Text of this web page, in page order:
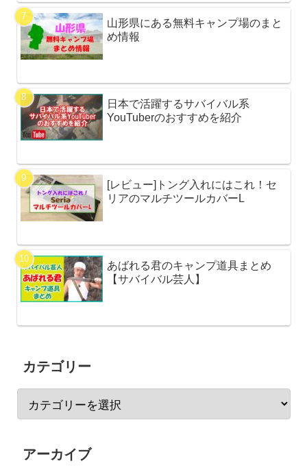
山形県にある無料キャンプ場のまと
め情報
日本で活躍するサバイバル系
YouTuberのおすすめを紹介
[レビュー]トング入れにはこれ！セ
リアのマルチツールカバーL
あばれる君のキャンプ道具まとめ
【サバイバル芸人】
カテゴリー
アーカイブ